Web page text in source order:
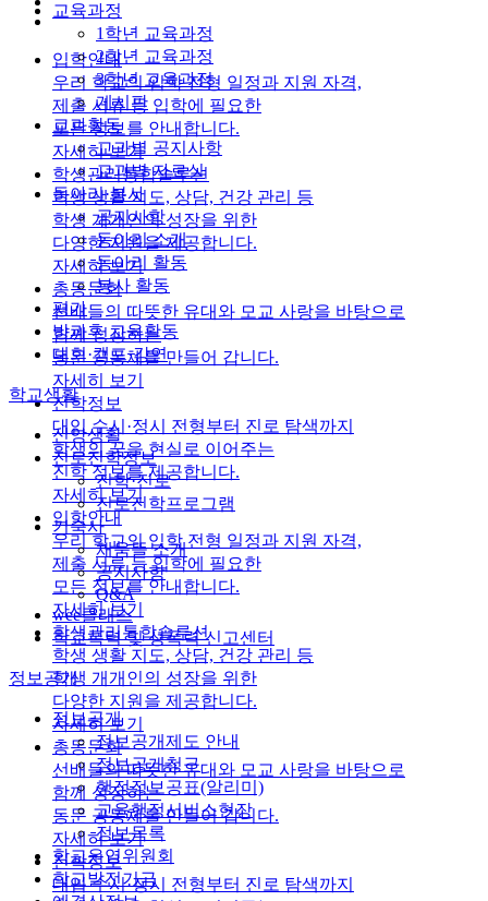
교육과정
1학년 교육과정
2학년 교육과정
3학년 교육과정
게시판
교과활동
교과별 공지사항
교과별 자료실
동아리·봉사
공지사항
동아리 소개
동아리 활동
봉사 활동
평가
방과후 교육활동
대회·캠프·강연
학교생활
신앙생활
진로진학정보
진학·진로
진로진학프로그램
기숙사
채움뜰 소개
공지사항
Q&A
wee클래스
학교폭력 및 성폭력 신고센터
정보공개
정보공개
정보공개제도 안내
정보공개청구
행정정보공표(알리미)
교육행정서비스현장
정보목록
학교운영위원회
학교발전기금
입학안내
우리 학교의 입학 전형 일정과 지원 자격,
제출 서류 등 입학에 필요한
모든 정보를 안내합니다.
자세히 보기
학생관리통합솔루션
학생 생활 지도, 상담, 건강 관리 등
학생 개개인의 성장을 위한
다양한 지원을 제공합니다.
자세히 보기
총동문회
선배들의 따뜻한 유대와 모교 사랑을 바탕으로
함께 성장하는
동문 공동체를 만들어 갑니다.
자세히 보기
진학정보
대입 수시·정시 전형부터 진로 탐색까지
학생의 꿈을 현실로 이어주는
진학 정보를 제공합니다.
자세히 보기
입학안내
우리 학교의 입학 전형 일정과 지원 자격,
제출 서류 등 입학에 필요한
모든 정보를 안내합니다.
자세히 보기
학생관리통합솔루션
학생 생활 지도, 상담, 건강 관리 등
학생 개개인의 성장을 위한
다양한 지원을 제공합니다.
자세히 보기
총동문회
선배들의 따뜻한 유대와 모교 사랑을 바탕으로
함께 성장하는
동문 공동체를 만들어 갑니다.
자세히 보기
진학정보
대입 수시·정시 전형부터 진로 탐색까지